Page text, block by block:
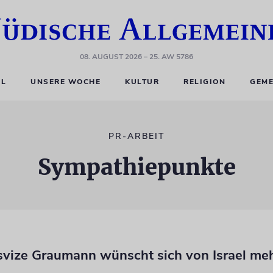
08. AUGUST 2026– 25. AW 5786
UNSERE WOCHE KULTUR RELIGION
PR-ARBEIT
Sympathiepunkte
Graumann wünscht sich von Israel